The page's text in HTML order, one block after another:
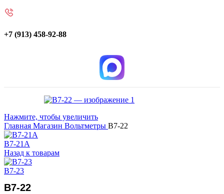
+7 (913) 458-92-88
Нажмите, чтобы увеличить
Главная Магазин Вольтметры В7-22
В7-21А
Назад к товарам
В7-23
В7-22